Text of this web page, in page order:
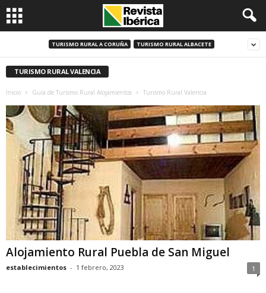
TURISMO RURAL A CORUÑA TURISMO RURAL ALBACETE
TURISMO RURAL VALENCIA
Inicio Guía de Turismo Rural Alojamientos Turismo Rural Valencia
Alojamiento Rural Puebla de San Miguel
establecimientos - 1 febrero, 2023 1